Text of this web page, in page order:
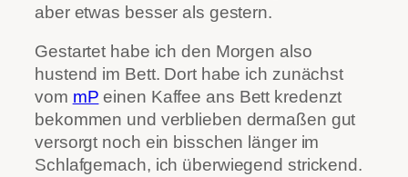
aber etwas besser als gestern.
Gestartet habe ich den Morgen also
hustend im Bett. Dort habe ich zunächst
vom mP einen Kaffee ans Bett kredenzt
bekommen und verblieben dermaßen gut
versorgt noch ein bisschen länger im
Schlafgemach, ich überwiegend strickend.